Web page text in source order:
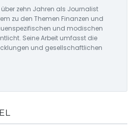
zehn Jahren als Journalist
zu den Themen Finanzen und
und modischen
Seine Arbeit umfasst die
und gesellschaftlichen